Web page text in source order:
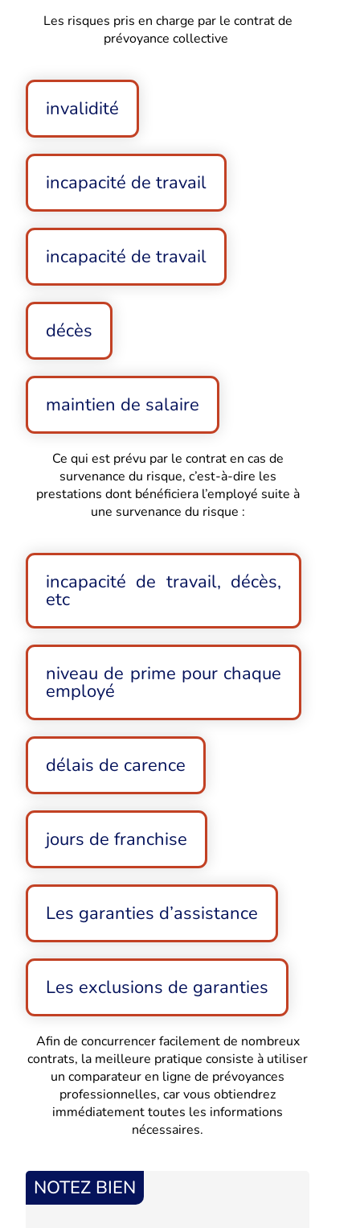
Les risques pris en charge par le contrat de
prévoyance collective
invalidité
incapacité de travail
incapacité de travail
décès
maintien de salaire
Ce qui est prévu par le contrat en cas de
survenance du risque, c’est-à-dire les
prestations dont bénéficiera l’employé suite à
une survenance du risque :
incapacité de travail, décès,
etc
niveau de prime pour chaque
employé
délais de carence
jours de franchise
Les garanties d’assistance
Les exclusions de garanties
Afin de concurrencer facilement de nombreux
contrats, la meilleure pratique consiste à utiliser
un comparateur en ligne de prévoyances
professionnelles, car vous obtiendrez
immédiatement toutes les informations
nécessaires.
NOTEZ BIEN